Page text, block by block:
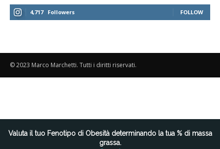
4,717 Followers FOLLOW
© 2023 Marco Marchetti. Tutti i diritti riservati.
Valuta il tuo Fenotipo di Obesità determinando la tua % di massa
grassa.
Le tue preferenze relative alla privacy